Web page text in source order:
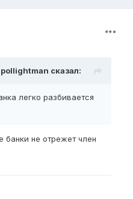
сказал:
легко разбивается
банки не отрежет член